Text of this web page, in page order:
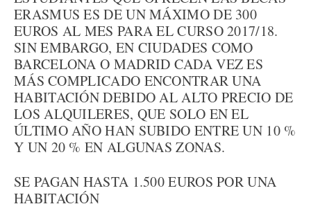
ERASMUS ES DE UN MÁXIMO DE 300
EUROS AL MES PARA EL CURSO 2017/18.
SIN EMBARGO, EN CIUDADES COMO
BARCELONA O MADRID CADA VEZ ES
MÁS COMPLICADO ENCONTRAR UNA
HABITACIÓN DEBIDO AL ALTO PRECIO DE
LOS ALQUILERES, QUE SOLO EN EL
ÚLTIMO AÑO HAN SUBIDO ENTRE UN 10 %
Y UN 20 % EN ALGUNAS ZONAS.
SE PAGAN HASTA 1.500 EUROS POR UNA
HABITACIÓN